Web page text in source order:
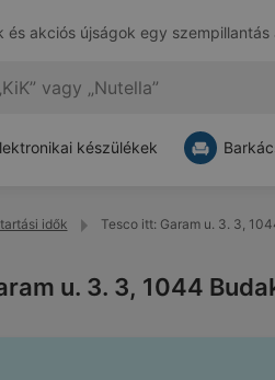
és akciós újságok egy szempillantás
készülékek
idők Tesco itt: Garam u. 3. 3,
u. 3. 3, 1044